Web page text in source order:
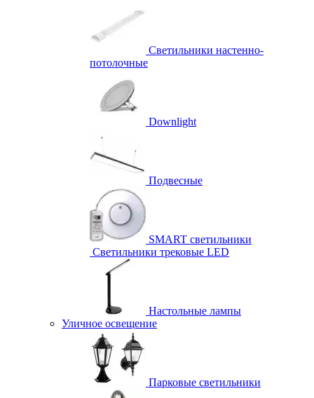
Светильники настенно-
потолочные
Downlight
Подвесные
SMART светильники
Светильники трековые LED
Настольные лампы
Уличное освещение
Парковые светильники